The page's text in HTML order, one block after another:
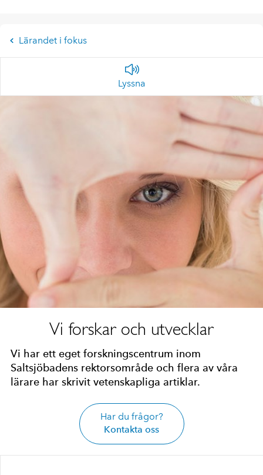
Lärandet i fokus
Lyssna
Vi forskar och utvecklar
Vi har ett eget forskningscentrum inom
Saltsjöbadens rektorsområde och flera av våra
lärare har skrivit vetenskapliga artiklar.
Har du frågor?
Kontakta oss